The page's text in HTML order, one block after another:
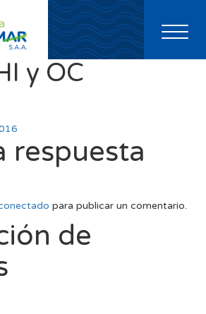
Toggle
y OC
respuesta
para publicar un comentario.
de